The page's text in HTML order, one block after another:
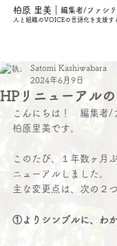
人と組織のVOICEの言語化を支援す
柏原 里美｜ 編集者/ファシ
HPリニューアル
Satomi Kashiwabara
2024年6月9日
こんにちは！　編集者/
柏原里美です。
このたび、１年数ヶ月
ニューアルしました。
主な変更点は、次の２つ
①よりシンプルに、わか